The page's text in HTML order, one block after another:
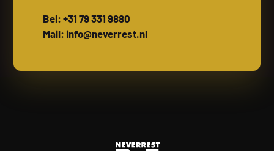
Bel: +31 79 331 9880
Mail: info@neverrest.nl